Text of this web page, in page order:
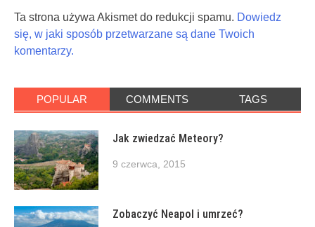
Ta strona używa Akismet do redukcji spamu. Dowiedz
się, w jaki sposób przetwarzane są dane Twoich
komentarzy.
POPULAR COMMENTS TAGS
Jak zwiedzać Meteory?
9 czerwca, 2015
Zobaczyć Neapol i umrzeć?